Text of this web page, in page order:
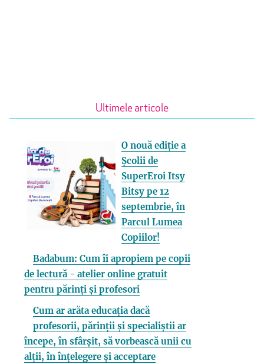
Ultimele articole
O nouă ediție a
Școlii de
SuperEroi Itsy
Bitsy pe 12
septembrie, în
Parcul Lumea
Copiilor!
Badabum: Cum îi apropiem pe copii
de lectură - atelier online gratuit
pentru părinți și profesori
Cum ar arăta educația dacă
profesorii, părinții și specialiștii ar
începe, în sfârșit, să vorbească unii cu
alții, în înțelegere și acceptare